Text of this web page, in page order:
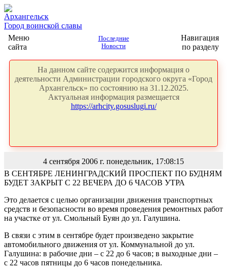
Архангельск
Город воинской славы
Меню
сайта
Последние
Новости
Навигация
по разделу
На данном сайте содержится информация о
деятельности Администрации городского округа «Город
Архангельск» по состоянию на 31.12.2025.
Актуальная информация размещается
https://arhcity.gosuslugi.ru/
4 сентября 2006 г. понедельник, 17:08:15
В СЕНТЯБРЕ ЛЕНИНГРАДСКИЙ ПРОСПЕКТ ПО БУДНЯМ
БУДЕТ ЗАКРЫТ С 22 ВЕЧЕРА ДО 6 ЧАСОВ УТРА
Это делается с целью организации движения транспортных
средств и безопасности во время проведения ремонтных работ
на участке от ул. Смольный Буян до ул. Галушина.
В связи с этим в сентябре будет произведено закрытие
автомобильного движения от ул. Коммунальной до ул.
Галушина: в рабочие дни – с 22 до 6 часов; в выходные дни –
с 22 часов пятницы до 6 часов понедельника.